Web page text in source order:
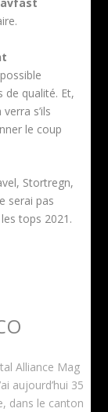
de qualité. Et,
s’ils
le coup
Stortregn,
serai pas
tops 2021.
Alliance Mag
aujourd’hui 35
dans le canton